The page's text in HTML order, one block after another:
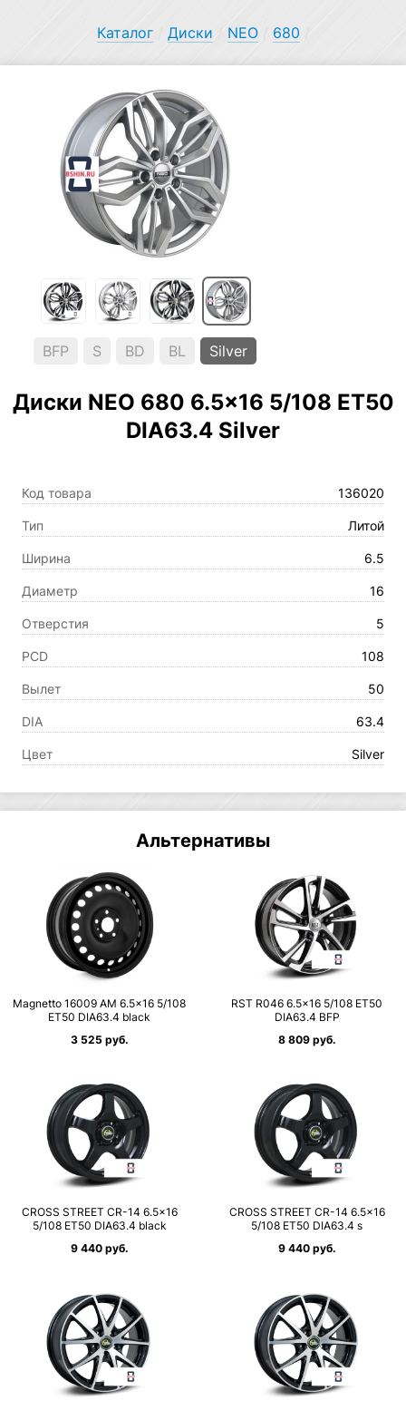
Каталог/ Диски NEO/ 680
BFP S BD BL Silver
Диски NEO 680 6.5×16 5/108 ET50
DIA63.4 Silver
Код товара 136020
Тип Литой
Ширина 6.5
Диаметр 16
Отверстия 5
PCD 108
Вылет 50
DIA 63.4
Цвет Silver
Альтернативы
Magnetto 16009 AM 6.5×16 5/108
ET50 DIA63.4 black
3 525 руб.
RST R046 6.5×16 5/108 ET50
DIA63.4 BFP
8 809 руб.
CROSS STREET CR-14 6.5×16
5/108 ET50 DIA63.4 black
9 440 руб.
CROSS STREET CR-14 6.5×16
5/108 ET50 DIA63.4 s
9 440 руб.